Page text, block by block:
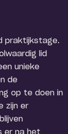
praktijkstage.
lid
unieke
de
op te doen in
zijn er
er na het